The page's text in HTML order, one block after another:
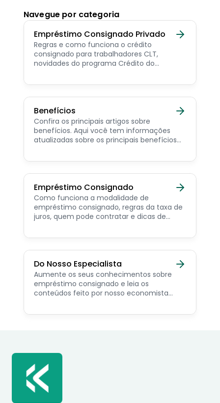
Navegue por categoria
Empréstimo Consignado Privado
Regras e como funciona o crédito
consignado para trabalhadores CLT,
novidades do programa Crédito do
consignado privado.
Benefícios
Confira os principais artigos sobre
benefícios. Aqui você tem informações
atualizadas sobre os principais benefícios
pensionista e beneficiários de programas
Empréstimo Consignado
Como funciona a modalidade de
empréstimo consignado, regras da taxa de
juros, quem pode contratar e dicas de
Do Nosso Especialista
Aumente os seus conhecimentos sobre
empréstimo consignado e leia os
conteúdos feito por nosso economista